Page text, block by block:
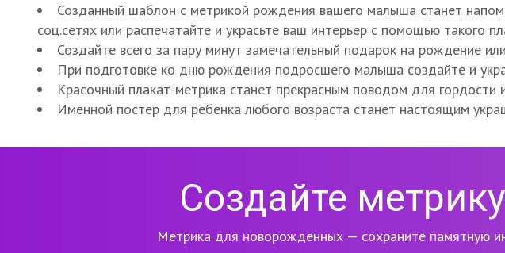
Созданный шаблон с метрикой рождения вашего малыша станет
соц.сетях или распечатайте и украсьте ваш интерьер с помощью такого
Создайте всего за пару минут замечательный подарок на рождение
При подготовке ко дню рождения подросшего малыша создайте и
Красочный плакат-метрика станет прекрасным поводом для
Именной постер для ребенка любого возраста станет настоящим
Создайте
Метрика для новорожденных — сохраните памятную